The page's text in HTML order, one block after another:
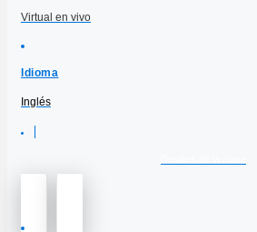
Virtual en vivo
Idioma
Inglés